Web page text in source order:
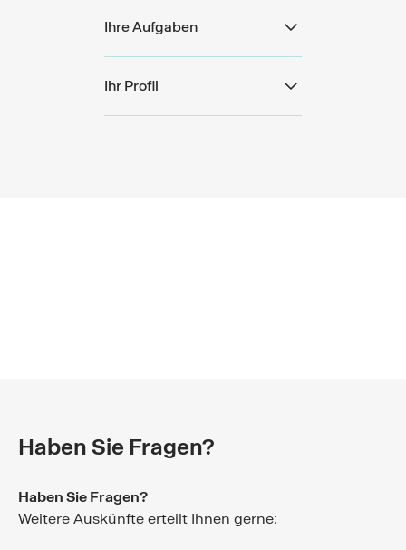
Ihre Aufgaben
Ihr Profil
Haben Sie Fragen?
Haben Sie Fragen?
Weitere Auskünfte erteilt Ihnen gerne: